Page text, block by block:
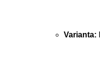
Varianta: